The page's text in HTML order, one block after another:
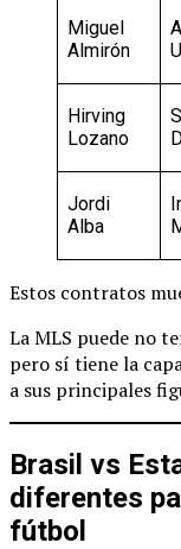
Miguel
Almirón
Hirving
Lozano
Jordi
Alba
Estos contratos
La MLS puede no
pero sí tiene la
a sus principales
Brasil vs
diferentes
fútbol